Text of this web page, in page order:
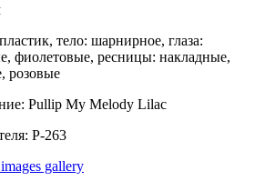
тело: шарнирное, глаза:
фиолетовые, ресницы: накладные,
розовые
Pullip My Melody Lilac
P-263
gallery